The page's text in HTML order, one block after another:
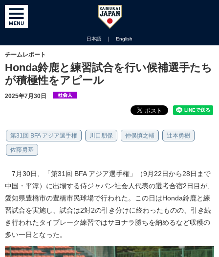
日本語 ｜ English
チームレポート
Honda鈴鹿と練習試合を行い候補選手たち
が積極性をアピール
2025年7月30日
第31回 BFA アジア選手権 川口朋保 仲俣慎之輔 辻本勇樹
佐藤勇基
7月30日、「第31回 BFA アジア選手権」（9月22日から28日まで
中国・平潭）に出場する侍ジャパン社会人代表の選考合宿2日目が、
愛知県豊橋市の豊橋市民球場で行われた。この日はHonda鈴鹿と練
習試合を実施し、試合は2対2の引き分けに終わったものの、引き続
き行われたタイブレーク練習ではサヨナラ勝ちを納めるなど収穫の
多い一日となった。